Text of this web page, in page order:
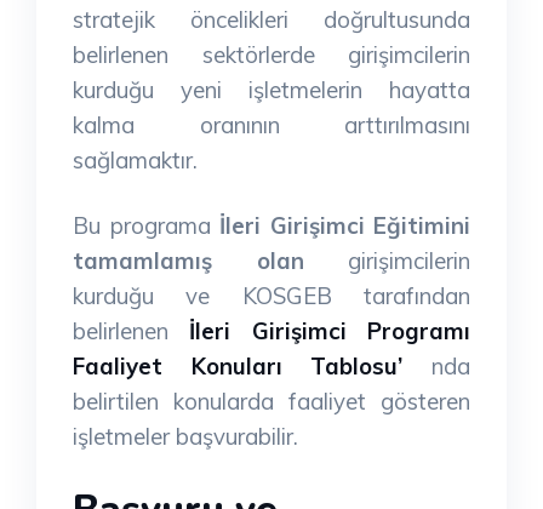
stratejik öncelikleri doğrultusunda
belirlenen sektörlerde girişimcilerin
kurduğu yeni işletmelerin hayatta
kalma oranının arttırılmasını
sağlamaktır.
Bu programa İleri Girişimci Eğitimini
tamamlamış olan girişimcilerin
kurduğu ve KOSGEB tarafından
belirlenen İleri Girişimci Programı
Faaliyet Konuları Tablosu’ nda
belirtilen konularda faaliyet gösteren
işletmeler başvurabilir.